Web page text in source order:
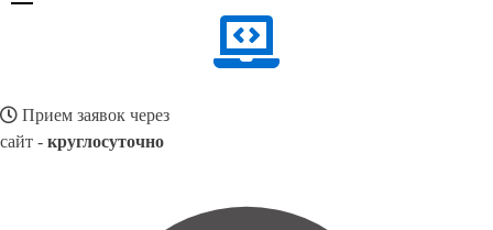
Прием заявок через
сайт - круглосуточно